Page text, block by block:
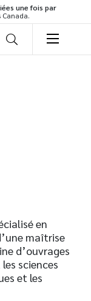
une fois par
Canada.
en
maîtrise
d’ouvrages
sciences
et les